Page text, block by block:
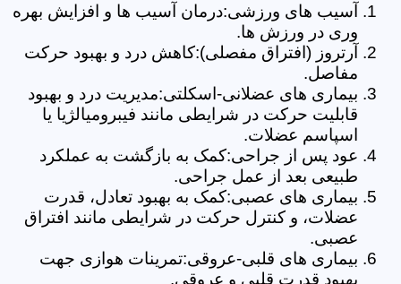
آسیب های ورزشی:درمان آسیب ها و افزایش بهره
وری در ورزش ها.
آرتروز (افتراق مفصلی):کاهش درد و بهبود حرکت
مفاصل.
بیماری های عضلانی-اسکلتی:مدیریت درد و بهبود
قابلیت حرکت در شرایطی مانند فیبرومیالژیا یا
اسپاسم عضلات.
عود پس از جراحی:کمک به بازگشت به عملکرد
طبیعی بعد از عمل جراحی.
بیماری های عصبی:کمک به بهبود تعادل، قدرت
عضلات، و کنترل حرکت در شرایطی مانند افتراق
عصبی.
بیماری های قلبی-عروقی:تمرینات هوازی جهت
بهبود قدرت قلبی و عروقی.